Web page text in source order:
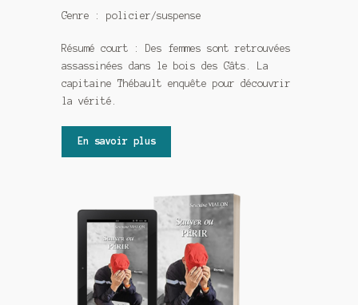
Genre : policier/suspense
Résumé court : Des femmes sont retrouvées
assassinées dans le bois des Gâts. La
capitaine Thébault enquête pour découvrir
la vérité.
En savoir plus